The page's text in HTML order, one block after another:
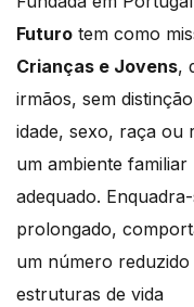
Futuro tem como
Crianças e Jovens,
irmãos, sem
idade, sexo, raça ou
um ambiente familiar
adequado.
prolongado,
um número
estruturas de vida